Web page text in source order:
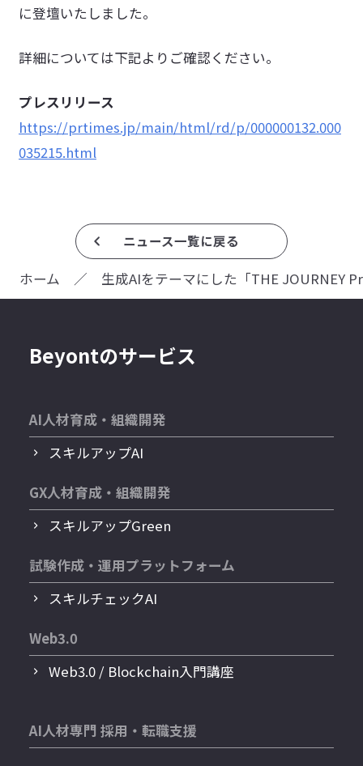
に登壇いたしました。
詳細については下記よりご確認ください。
プレスリリース
https://prtimes.jp/main/html/rd/p/000000132.000
035215.html
ニュース一覧に戻る
ホーム ／ 生成AIをテーマにした「THE JOURNEY
Beyontのサービス
AI人材育成・組織開発
スキルアップAI
GX人材育成・組織開発
スキルアップGreen
試験作成・運用プラットフォーム
スキルチェックAI
Web3.0
Web3.0 / Blockchain入門講座
AI人材専門 採用・転職支援